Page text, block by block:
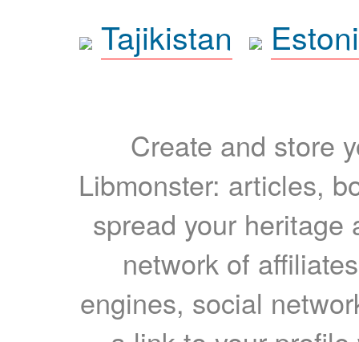
Tajikistan
Create and store
Libmonster: articles,
spread your heritage
network of
engines, social